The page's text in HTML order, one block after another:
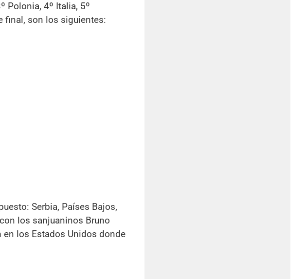
Polonia, 4º Italia, 5º
final, son los siguientes:
Serbia, Países Bajos,
los sanjuaninos Bruno
en los Estados Unidos donde